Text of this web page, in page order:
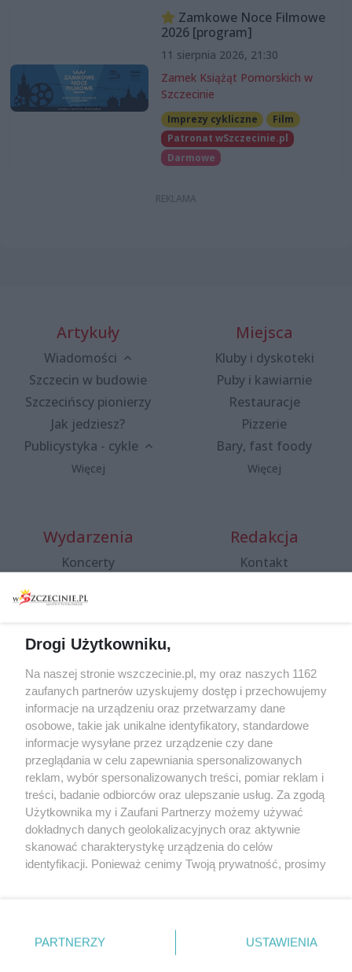
Zamkowe Noce Filmowe
2026 [program]
11 sierpnia 2026, 21:30
Zamek Książąt Pomorskich w
Szczecinie
Imprezy cykliczne
Film
Patronat wSzczecinie.pl
Darmowe
Artykuły
Wiadomości
Szczecin w budowie
Szczecińscy pionierzy
Jak jedziesz?
Publicystyka - cykle
Więcej
Miejsca
Kluby i dyskoteki
Puby i kawiarnie
Restauracje
Pizzerie
Bary, fast foody
Więcej
Wydarzenia
Koncerty
Spacery i oprowadzania
targi
Wernisaże
Więcej
Redakcja
Kontakt
Specjalny koncert z okazji
20. urodzin portalu
wSzczecinie.pl
Regulamin konkursów
śniadaniówka "Hej
Szczecin! Jest piątek!"
Partnerzy
Praca Szczecin
Drogi Użytkowniku,
Na naszej stronie wszczecinie.pl, my oraz naszych 1162
zaufanych partnerów uzyskujemy dostęp i przechowujemy
informacje na urządzeniu oraz przetwarzamy dane
osobowe, takie jak unikalne identyfikatory, standardowe
informacje wysyłane przez urządzenie czy dane
przeglądania w celu zapewniania spersonalizowanych
reklam, wybór spersonalizowanych treści, pomiar reklam i
treści, badanie odbiorców oraz ulepszanie usług. Za zgodą
Użytkownika my i Zaufani Partnerzy możemy używać
dokładnych danych geolokalizacyjnych oraz aktywnie
skanować charakterystykę urządzenia do celów
identyfikacji. Ponieważ cenimy Twoją prywatność, prosimy
prywatności znajdujący się w lewym dolnym rogu strony
. Niektóre rodzaje przetwarzania danych nie wymagają
PARTNERZY USTAWIENIA